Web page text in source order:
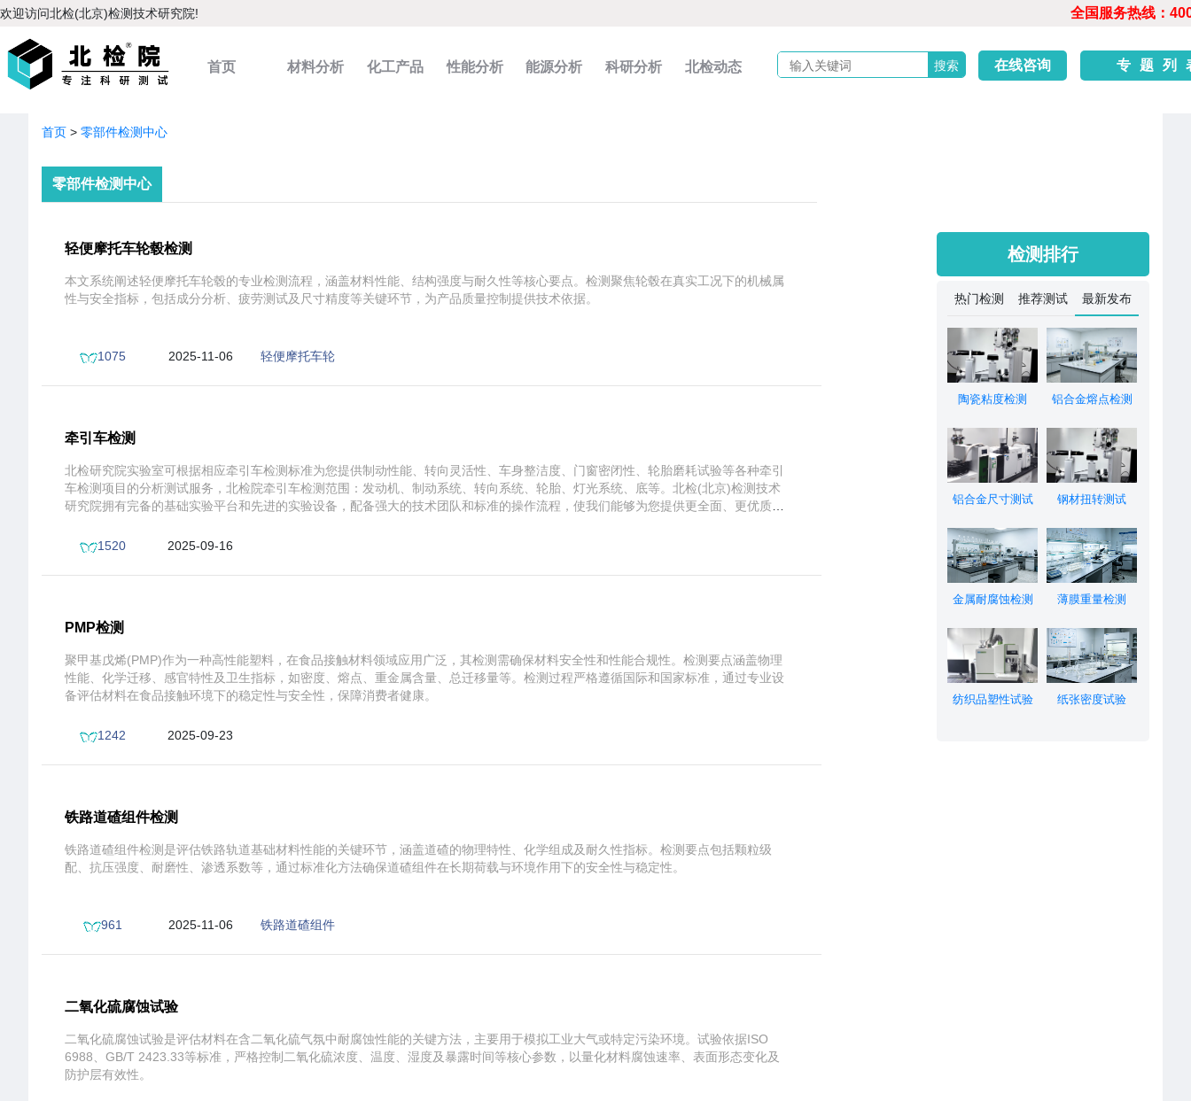
欢迎访问北检(北京)检测技术研究院! 全国服务热线：
首页 材料分析 化工产品 性能分析 能源分析 科研分析 北检动态 在线咨询 专题列
首页 > 零部件检测中心
零部件检测中心
轻便摩托车轮毂检测
本文系统阐述轻便摩托车轮毂的专业检测流程，涵盖材料性能、结构强度与耐久性等核心要点。检测聚焦轮毂在真实工况下的机械属
性与安全指标，包括成分分析、疲劳测试及尺寸精度等关键环节，为产品质量控制提供技术依据。
1075
2025-11-06
轻便摩托车轮
牵引车检测
北检研究院实验室可根据相应牵引车检测标准为您提供制动性能、转向灵活性、车身整洁度、门窗密闭性、轮胎磨耗试验等各种牵引
车检测项目的分析测试服务，北检院牵引车检测范围：发动机、制动系统、转向系统、轮胎、灯光系统、底等。北检(北京)检测技术
研究院拥有完备的基础实验平台和先进的实验设备，配备强大的技术团队和标准的操作流程，使我们能够为您提供更全面、更优质、
1520
2025-09-16
PMP检测
聚甲基戊烯(PMP)作为一种高性能塑料，在食品接触材料领域应用广泛，其检测需确保材料安全性和性能合规性。检测要点涵盖物理
性能、化学迁移、感官特性及卫生指标，如密度、熔点、重金属含量、总迁移量等。检测过程严格遵循国际和国家标准，通过专业设
备评估材料在食品接触环境下的稳定性与安全性，保障消费者健康。
1242
2025-09-23
铁路道碴组件检测
铁路道碴组件检测是评估铁路轨道基础材料性能的关键环节，涵盖道碴的物理特性、化学组成及耐久性指标。检测要点包括颗粒级
配、抗压强度、耐磨性、渗透系数等，通过标准化方法确保道碴组件在长期荷载与环境作用下的安全性与稳定性。
961
2025-11-06
铁路道碴组件
二氧化硫腐蚀试验
二氧化硫腐蚀试验是评估材料在含二氧化硫气氛中耐腐蚀性能的关键方法，主要用于模拟工业大气或特定污染环境。试验依据ISO
6988、GB/T 2423.33等标准，严格控制二氧化硫浓度、温度、湿度及暴露时间等核心参数，以量化材料腐蚀速率、表面形态变化及
防护层有效性。
检测排行
热门检测 推荐测试 最新发布
陶瓷粘度检测 铝合金熔点检测
铝合金尺寸测试 钢材扭转测试
金属耐腐蚀检测 薄膜重量检测
纺织品塑性试验 纸张密度试验